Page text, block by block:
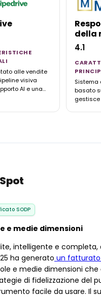
alle vendite
visiva
AI e una
sebbene
della
4.1
Sistema
basato
gestisce
SODP
e medie dimensioni
intelligente e
ha generato un fatturato
e medie dimensioni
di fidelizzazione del
facile da usare. Il